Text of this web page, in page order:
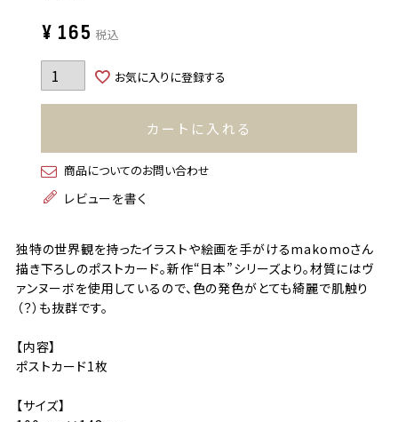
¥ 165 税込
お気に入りに登録する
カートに入れる
商品についてのお問い合わせ
レビューを書く
独特の世界観を持ったイラストや絵画を手がけるmakomoさん
描き下ろしのポストカード。新作“日本”シリーズより。材質にはヴ
ァンヌーボを使用しているので、色の発色がとても綺麗で肌触り
（？）も抜群です。
【内容】
ポストカード1枚
【サイズ】